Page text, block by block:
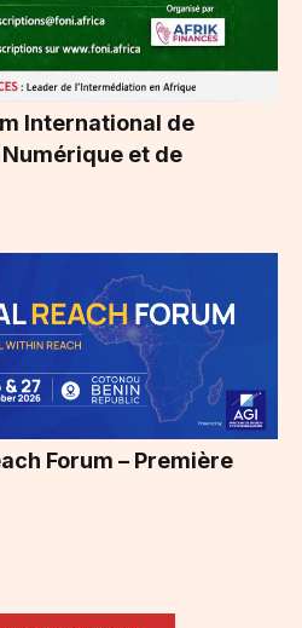
International de
et de
Forum – Première